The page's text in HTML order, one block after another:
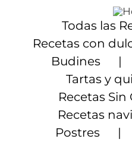
contenido
Todas las
Recetas con
Budines
Tartas y
Recetas Sin
Recetas
Postres